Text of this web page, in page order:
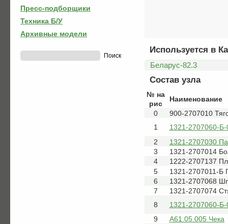
Пресс-подборщики
Техника Б/У
Архивные модели
Используется в
Беларус-82.3
Состав узла
№ на
рис
Наименование
0
900-2707010
1
1321-2707060-Б-
2
1321-2707030
3
1321-2707014
4
1222-2707137
5
1321-2707011-Б
6
1321-2707068
7
1321-2707074
8
1321-2707060-Б-
9
А61.05.005 Чека